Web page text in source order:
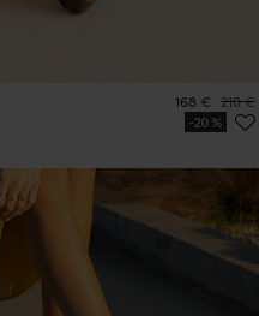
Preis
168 € Preis
210 €